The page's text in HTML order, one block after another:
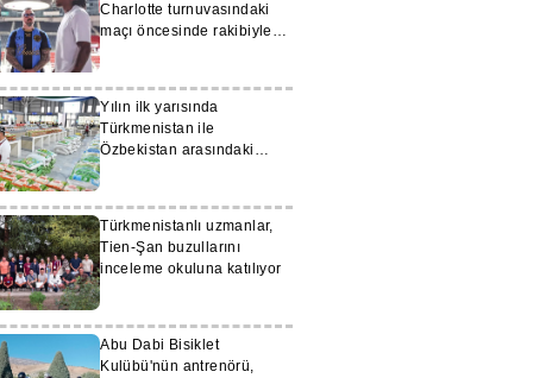
Charlotte turnuvasındaki
maçı öncesinde rakibiyle
Yılın ilk yarısında
Türkmenistan ile
Özbekistan arasındaki
Türkmenistanlı uzmanlar,
Tien-Şan buzullarını
inceleme okuluna katılıyor
Abu Dabi Bisiklet
Kulübü'nün antrenörü,